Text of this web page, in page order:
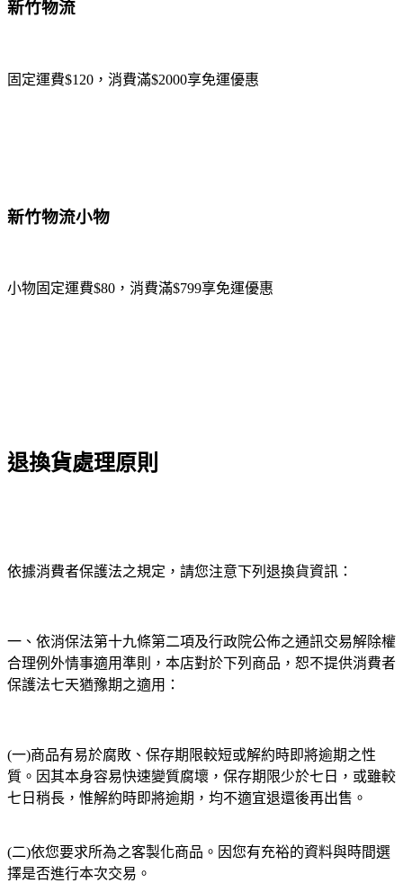
新竹物流
固定運費$120，消費滿$2000享免運優惠
新竹物流小物
小物固定運費$80，消費滿$799享免運優惠
退換貨處理原則
依據消費者保護法之規定，請您注意下列退換貨資訊：
一、依消保法第十九條第二項及行政院公佈之通訊交易解除權
合理例外情事適用準則，本店對於下列商品，恕不提供消費者
保護法七天猶豫期之適用：
(一)商品有易於腐敗、保存期限較短或解約時即將逾期之性
質。因其本身容易快速變質腐壞，保存期限少於七日，或雖較
七日稍長，惟解約時即將逾期，均不適宜退還後再出售。
(二)依您要求所為之客製化商品。因您有充裕的資料與時間選
擇是否進行本次交易。